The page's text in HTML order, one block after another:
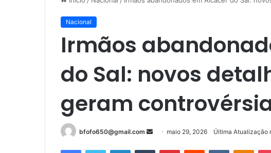
Nacional
Irmãos
do Sal: novos
geram
bfofo650@gmail.com
Mandemaio 29, 2026 Última Atualização
FacebookTwitter LinkedinTumblr PinterestReddit VK OK